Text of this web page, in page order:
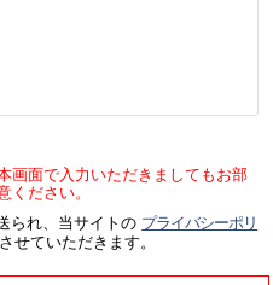
画面で入力いただきましてもお部
ください。
られ、当サイトの プライバシーポリ
せていただきます。